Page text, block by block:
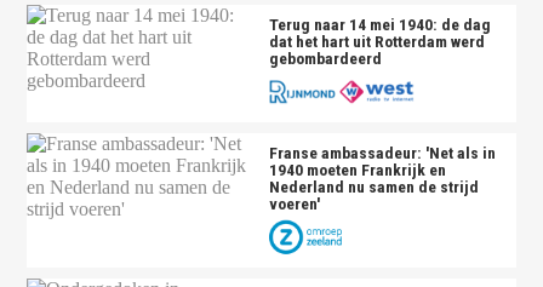
Terug naar 14 mei 1940: de dag
dat het hart uit Rotterdam werd
gebombardeerd
Franse ambassadeur: 'Net als in
1940 moeten Frankrijk en
Nederland nu samen de strijd
voeren'